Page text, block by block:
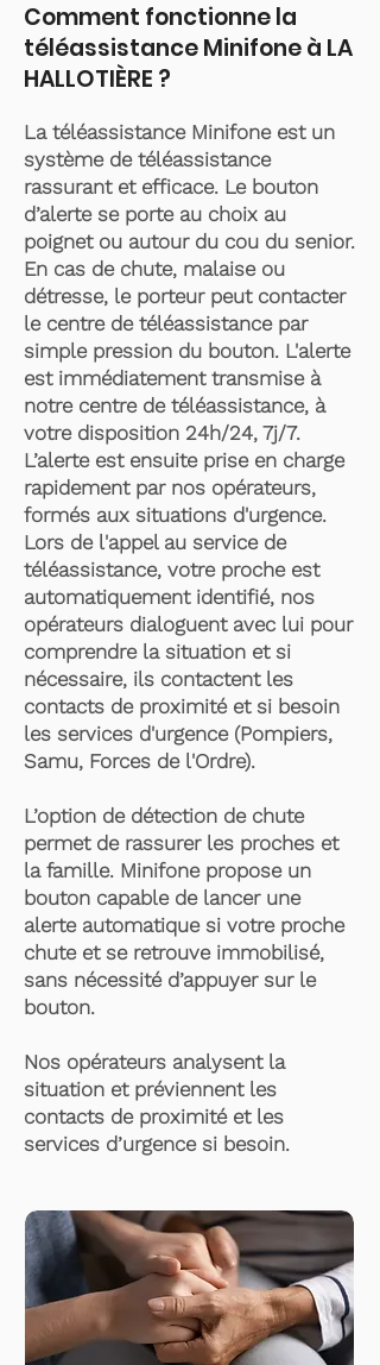
Comment fonctionne la
téléassistance Minifone à LA
HALLOTIÈRE ?
La téléassistance Minifone est un
système de téléassistance
rassurant et efficace. Le bouton
d’alerte se porte au choix au
poignet ou autour du cou du senior.
En cas de chute, malaise ou
détresse, le porteur peut contacter
le centre de téléassistance par
simple pression du bouton. L'alerte
est immédiatement transmise à
notre centre de téléassistance, à
votre disposition 24h/24, 7j/7.
L’alerte est ensuite prise en charge
rapidement par nos opérateurs,
formés aux situations d'urgence.
Lors de l'appel au service de
téléassistance, votre proche est
automatiquement identifié, nos
opérateurs dialoguent avec lui pour
comprendre la situation et si
nécessaire, ils contactent les
contacts de proximité et si besoin
les services d'urgence (Pompiers,
Samu, Forces de l'Ordre).
L’option de détection de chute
permet de rassurer les proches et
la famille. Minifone propose un
bouton capable de lancer une
alerte automatique si votre proche
chute et se retrouve immobilisé,
sans nécessité d’appuyer sur le
bouton.
Nos opérateurs analysent la
situation et préviennent les
contacts de proximité et les
services d’urgence si besoin.